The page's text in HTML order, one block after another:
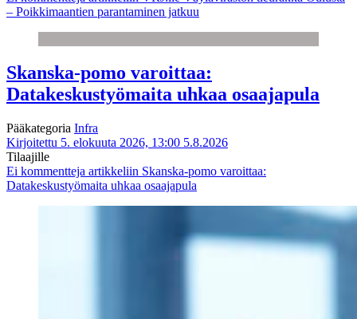
– Poikkimaantien parantaminen jatkuu
Skanska-pomo varoittaa:
Datakeskustyömaita uhkaa osaajapula
Pääkategoria Infra
Kirjoitettu 5. elokuuta 2026, 13:00 5.8.2026
Tilaajille
Ei kommentteja artikkeliin Skanska-pomo varoittaa:
Datakeskustyömaita uhkaa osaajapula